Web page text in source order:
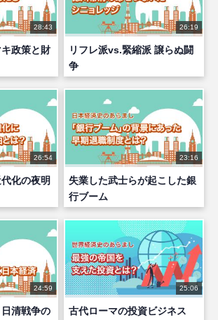
28:43
政策と財
26:19
リフレ派vs.緊縮派 譲らぬ闘
争
26:54
化の夜明
23:16
失業した武士らが起こした銀
行ブーム
24:59
清戦争の
25:06
古代ローマの投資ビジネス